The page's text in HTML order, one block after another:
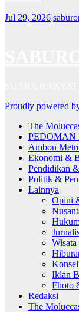
Jul 29, 2026
Proudly powered
The
PEDOMAN
Ambon
Ekonomi &
Pendidikan
Politik &
Lainnya
Opini
Iklan
Fhoto
Redaksi
The